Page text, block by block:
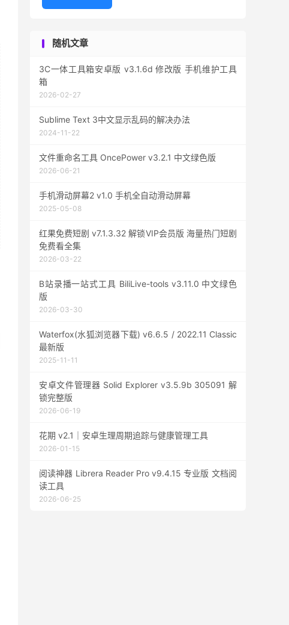
随机文章
3C一体工具箱安卓版 v3.1.6d 修改版 手机维护工具
箱
2026-02-27
Sublime Text 3中文显示乱码的解决办法
2024-11-22
文件重命名工具 OncePower v3.2.1 中文绿色版
2026-06-21
手机滑动屏幕2 v1.0 手机全自动滑动屏幕
2025-05-08
红果免费短剧 v7.1.3.32 解锁VIP会员版 海量热门短剧
免费看全集
2026-03-22
B站录播一站式工具 BiliLive-tools v3.11.0 中文绿色
版
2026-03-30
Waterfox(水狐浏览器下载) v6.6.5 / 2022.11 Classic
最新版
2025-11-11
安卓文件管理器 Solid Explorer v3.5.9b 305091 解
锁完整版
2026-06-19
花期 v2.1｜安卓生理周期追踪与健康管理工具
2026-01-15
阅读神器 Librera Reader Pro v9.4.15 专业版 文档阅
读工具
2026-06-25